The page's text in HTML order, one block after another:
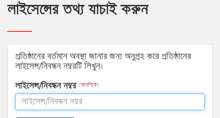
লাইসেন্সের তথ্য যাচাই করুন
প্রতিষ্ঠানের বর্তমান অবস্থা জানার জন্য অনুগ্রহ করে প্রতিষ্ঠানের
লাইসেন্স/নিবন্ধন নম্বরটি লিখুন।
লাইসেন্স/নিবন্ধন নম্বর (আবশ্যিক)